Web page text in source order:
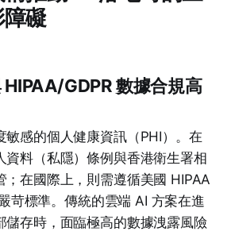
礙
HIPAA/GDPR 數據合規高
敏感的個人健康資訊（PHI）。在
資料（私隱）條例與香港衛生署相
；在國際上，則需遵循美國 HIPAA
苛標準。傳統的雲端 AI 方案在進
儲存時，面臨極高的數據洩露風險